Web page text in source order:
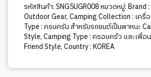
รหัสสินค้า:SNG5UGR008หมวดหมู่:Brand
Outdoor Gear,Camping Collection : เครื่
Type : ครบครัน สำหรับรถยนต์เป็นพาหนะ
Style,Camping Type : ครอบคร้ว และเพื่อ
Friend Style,Country : KOREA